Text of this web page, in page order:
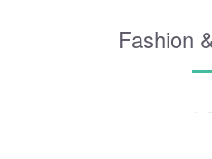
Fashion